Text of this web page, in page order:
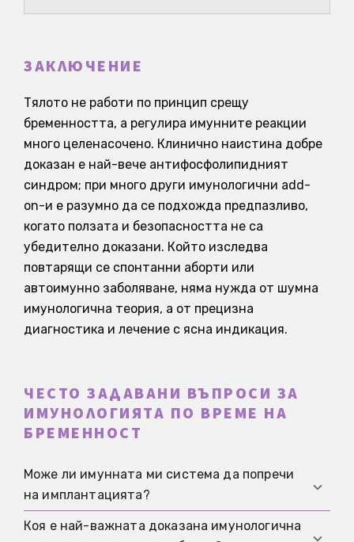
ЗАКЛЮЧЕНИЕ
Тялото не работи по принцип срещу
бременността, а регулира имунните реакции
много целенасочено. Клинично наистина добре
доказан е най-вече антифосфолипидният
синдром; при много други имунологични add-
on-и е разумно да се подхожда предпазливо,
когато ползата и безопасността не са
убедително доказани. Който изследва
повтарящи се спонтанни аборти или
автоимунно заболяване, няма нужда от шумна
имунологична теория, а от прецизна
диагностика и лечение с ясна индикация.
ЧЕСТО ЗАДАВАНИ ВЪПРОСИ ЗА
ИМУНОЛОГИЯТА ПО ВРЕМЕ НА
БРЕМЕННОСТ
Може ли имунната ми система да попречи
на имплантацията?
Имунологични фактори могат да участват в
Коя е най-важната доказана имунологична